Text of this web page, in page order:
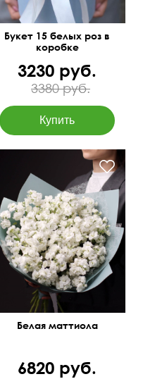
Букет 15 белых роз в
коробке
3230 руб.
3380 руб.
Белая маттиола
6820 руб.